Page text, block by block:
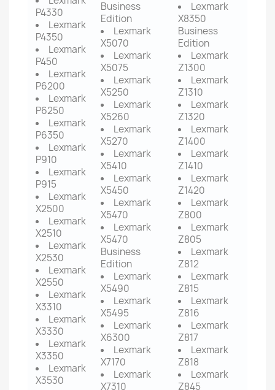
P4330
Lexmark
P4350
Lexmark
P450
Lexmark
P6200
Lexmark
P6250
Lexmark
P6350
Lexmark
P910
Lexmark
P915
Lexmark
X2500
Lexmark
X2510
Lexmark
X2530
Lexmark
X2550
Lexmark
X3310
Lexmark
X3330
Lexmark
X3350
Lexmark
X3530
Business
Edition
Lexmark
X5070
Lexmark
X5075
Lexmark
X5250
Lexmark
X5260
Lexmark
X5270
Lexmark
X5410
Lexmark
X5450
Lexmark
X5470
Lexmark
X5470
Business
Edition
Lexmark
X5490
Lexmark
X5495
Lexmark
X6300
Lexmark
X7170
Lexmark
X7310
Lexmark
X8350
Business
Edition
Lexmark
Z1300
Lexmark
Z1310
Lexmark
Z1320
Lexmark
Z1400
Lexmark
Z1410
Lexmark
Z1420
Lexmark
Z800
Lexmark
Z805
Lexmark
Z812
Lexmark
Z815
Lexmark
Z816
Lexmark
Z817
Lexmark
Z818
Lexmark
Z845